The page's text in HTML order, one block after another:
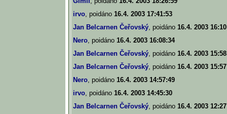
irvo, poidáno 16.4. 2003 17:41:53
Jan Belcarnen Čeřovský, poidáno 16.4. 2003
Nero, poidáno 16.4. 2003 16:08:34
Jan Belcarnen Čeřovský, poidáno 16.4. 2003
Jan Belcarnen Čeřovský, poidáno 16.4. 2003
Nero, poidáno 16.4. 2003 14:57:49
irvo, poidáno 16.4. 2003 14:45:30
Jan Belcarnen Čeřovský, poidáno 16.4. 2003